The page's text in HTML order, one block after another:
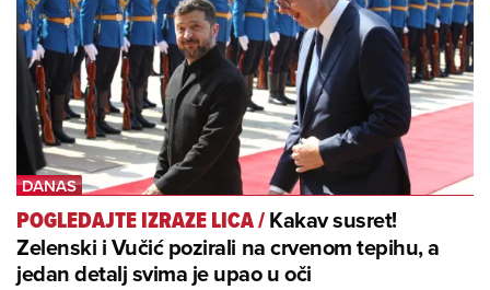
POGLEDAJTE IZRAZE LICA/Kakav susret!
Zelenski i Vučić pozirali na crvenom tepihu, a
jedan detalj svima je upao u oči